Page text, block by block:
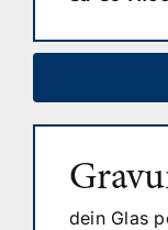
dein Glas